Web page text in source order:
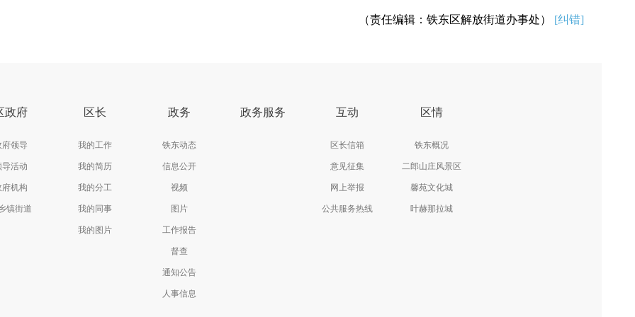
（责任编辑：铁东区解放街道办事处） [纠错]
政府
府领导
导活动
府机构
镇街道
区长
我的工作
我的简历
我的分工
我的同事
我的图片
政务
铁东动态
信息公开
视频
图片
工作报告
督查
通知公告
人事信息
政务服务 互动
区长信箱
意见征集
网上举报
公共服务热线
区情
铁东概况
二郎山庄风景区
馨苑文化城
叶赫那拉城